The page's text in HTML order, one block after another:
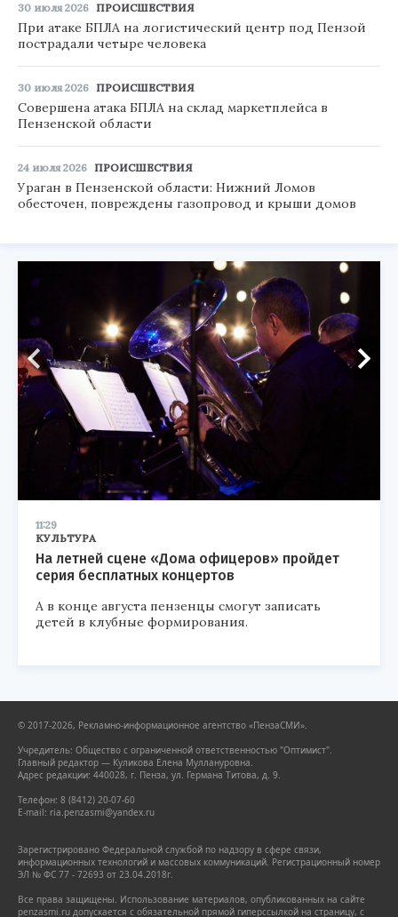
30 июля 2026 ПРОИСШЕСТВИЯ
При атаке БПЛА на логистический центр под Пензой
пострадали четыре человека
30 июля 2026 ПРОИСШЕСТВИЯ
Совершена атака БПЛА на склад маркетплейса в
Пензенской области
24 июля 2026 ПРОИСШЕСТВИЯ
Ураган в Пензенской области: Нижний Ломов
обесточен, повреждены газопровод и крыши домов
11:29
КУЛЬТУРА
На летней сцене «Дома офицеров» пройдет
серия бесплатных концертов
А в конце августа пензенцы смогут записать
детей в клубные формирования.
© 2017-2026, Рекламно-информационное агентство «ПензаСМИ».
Учредитель: Общество с ограниченной ответственностью "Оптимист".
Главный редактор — Куликова Елена Муллануровна.
Адрес редакции: 440028, г. Пенза, ул. Германа Титова, д. 9.
Телефон: 8 (8412) 20-07-60
E-mail: ria.penzasmi@yandex.ru
Зарегистрировано Федеральной службой по надзору в сфере связи,
информационных технологий и массовых коммуникаций. Регистрационный номер
ЭЛ № ФС 77 - 72693 от 23.04.2018г.
Все права защищены. Использование материалов, опубликованных на сайте
penzasmi.ru допускается с обязательной прямой гиперссылкой на страницу, с